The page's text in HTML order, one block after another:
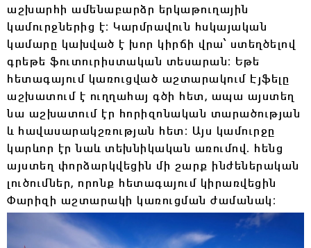
աշխարհի ամենաբարձր երկաթուղային
կամուրջներից է։ Կարմրավուն հսկայական
կամարը կախված է խոր կիրճի վրա՝ ստեղծելով
գրեթե ֆուտուրիստական տեսարան։ Եթե
հետագայում կառուցված աշտարակում Էյֆելը
աշխատում է ուղղահայ գծի հետ, ապա այստեղ
նա աշխատում էր հորիզոնական տարածության
և հավասարակշռության հետ։ Այս կամուրջը
կարևոր էր նաև տեխնիկական առումով․ հենց
այստեղ փորձարկվեցին մի շարք ինժեներական
լուծումներ, որոնք հետագայում կիրառվեցին
Փարիզի աշտարակի կառուցման ժամանակ։